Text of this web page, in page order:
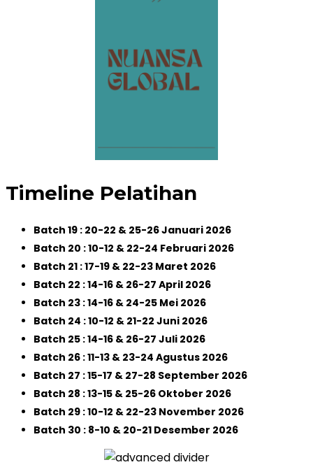
Timeline Pelatihan
Batch 19 : 20-22 & 25-26 Januari 2026
Batch 20 : 10-12 & 22-24 Februari 2026
Batch 21 : 17-19 & 22-23 Maret 2026
Batch 22 : 14-16 & 26-27 April 2026
Batch 23 : 14-16 & 24-25 Mei 2026
Batch 24 : 10-12 & 21-22 Juni 2026
Batch 25 : 14-16 & 26-27 Juli 2026
Batch 26 : 11-13 & 23-24 Agustus 2026
Batch 27 : 15-17 & 27-28 September 2026
Batch 28 : 13-15 & 25-26 Oktober 2026
Batch 29 : 10-12 & 22-23 November 2026
Batch 30 : 8-10 & 20-21 Desember 2026